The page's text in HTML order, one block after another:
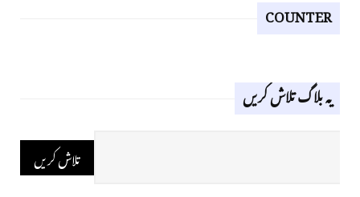
COUNTER
یہ بلاگ تلاش کریں